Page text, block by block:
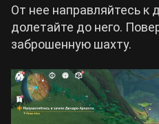
От нее направляйтесь к
долетайте до него.
заброшенную шахту.